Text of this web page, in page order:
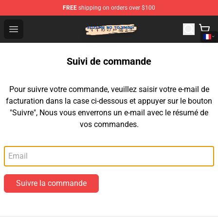
FREE shipping on orders over $100
Open menu
Suzumeno Tojimari Store - Official Suzumeno Tojimari
Suivi de commande
Pour suivre votre commande, veuillez saisir votre e-mail de
facturation dans la case ci-dessous et appuyer sur le bouton
"Suivre", Nous vous enverrons un e-mail avec le résumé de
vos commandes.
Suivre la commande